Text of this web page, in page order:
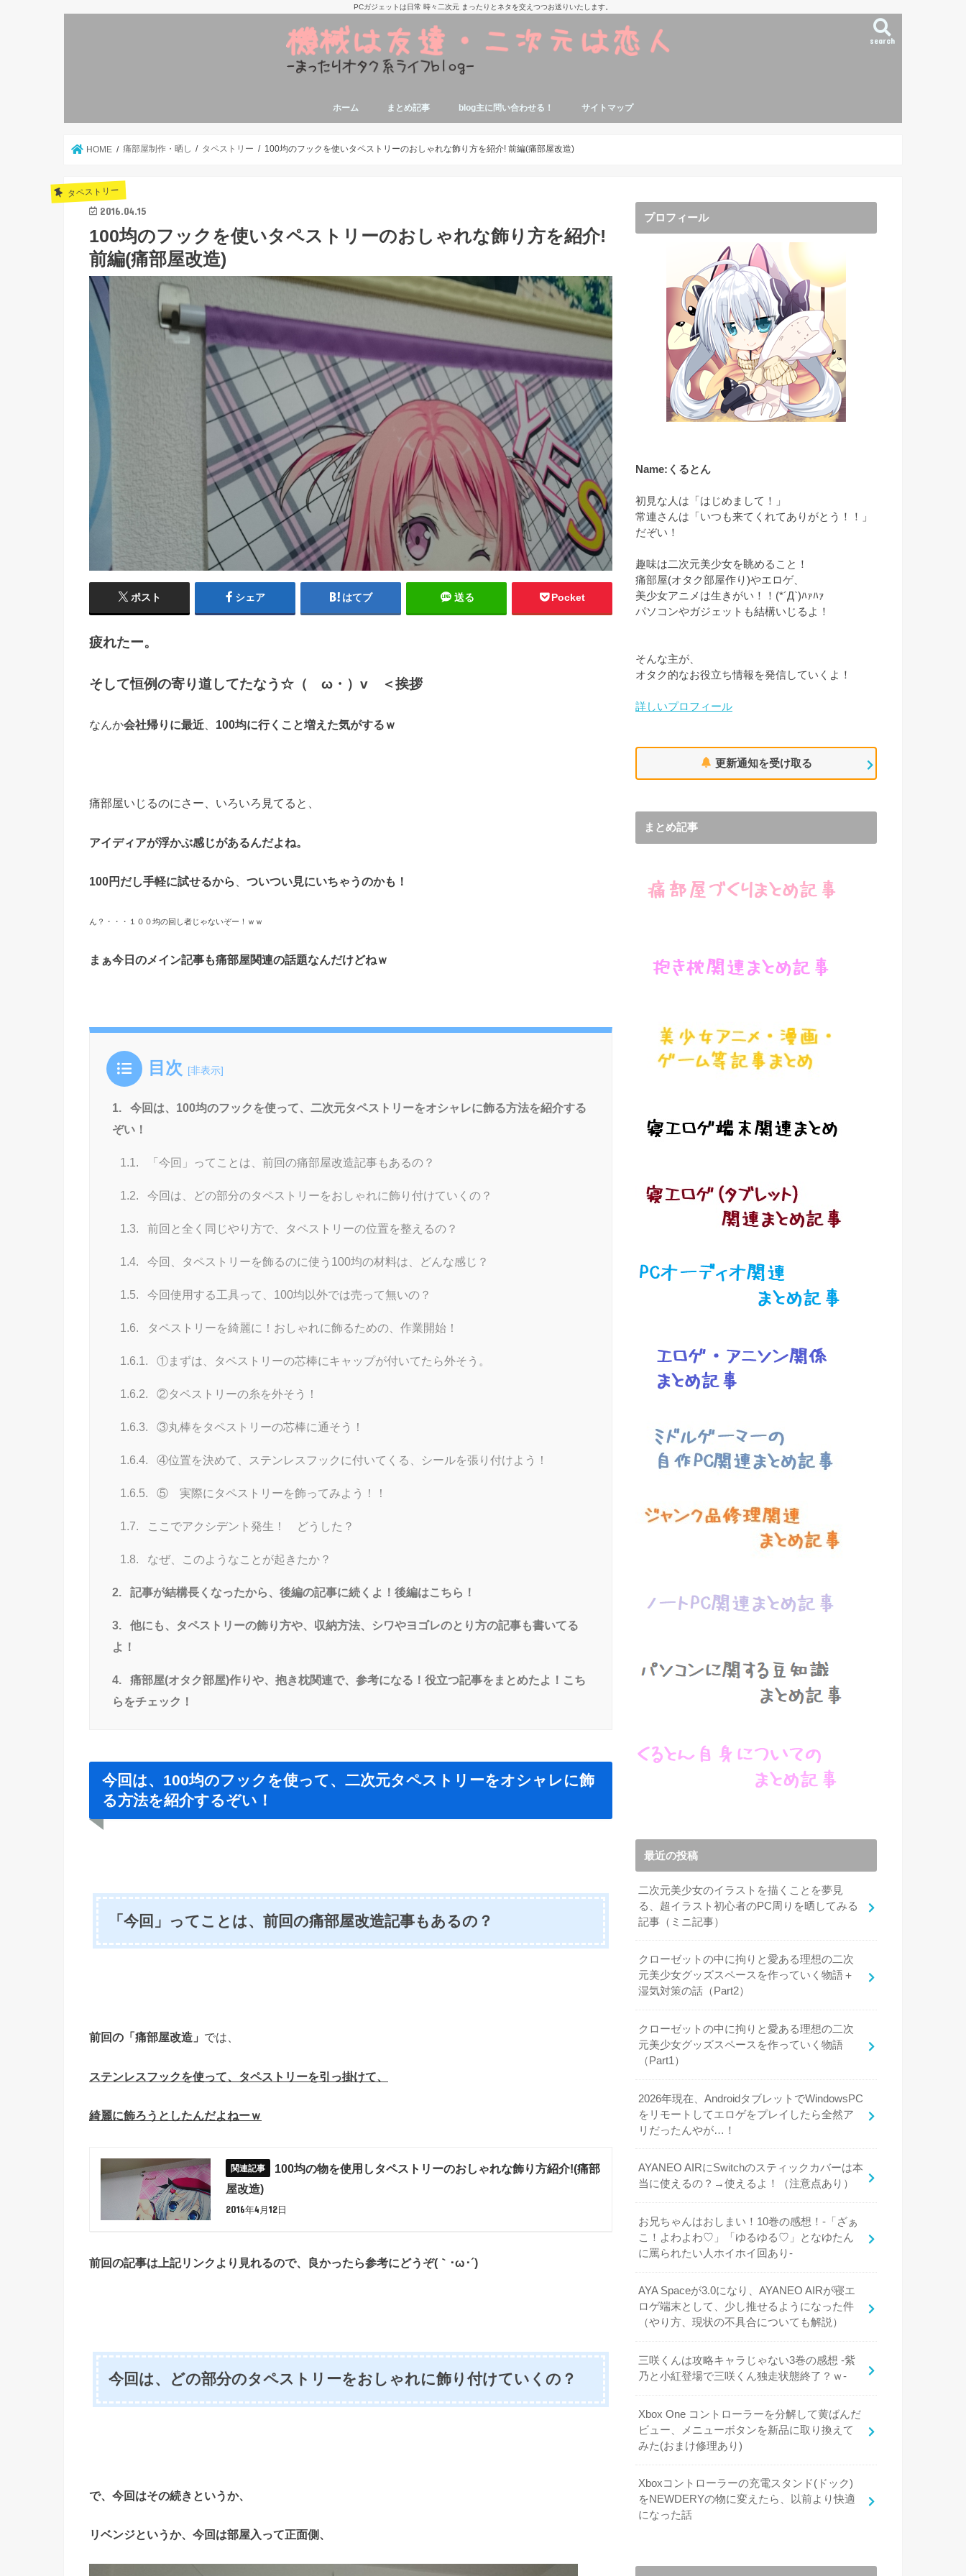
PCガジェットは日常 時々二次元 まったりとネタを交えつつお送りいたします。
search
ホーム まとめ記事
事
blog主に問い合わせる！ サイトマップ
HOME 痛部屋制作・晒し タペストリー 100均のフックを使いタペストリーのおしゃれな飾り方を紹介! 前編(痛部屋改造)
タペストリー
2016.04.15
100均のフックを使いタペストリーのおしゃれな飾り方を紹介!
前編(痛部屋改造)
ポスト シェア はてブ 送る Pocket
疲れたー。
そして恒例の寄り道してたなう☆（ゝω・）v ＜挨拶
なんか会社帰りに最近 100均に行くこと増えた気がするｗ
痛部屋いじるのにさー、いろいろ見てると、
アイディアが浮かぶ感じがあるんだよね。
100円だし手軽に試せるから ついつい見にいちゃうのかも！
ん？・・・１００均の回し者じゃないぞー！ｗｗ
まぁ今日のメイン記事も痛部屋関連の話題なんだけどねｗ
目次 [非表示]
1.
今回は、100均のフックを使って、二次元タペストリーをオシャレに飾る方法を紹介する
ぞい！
1.1. 「今回」ってことは、前回の痛部屋改造記事もあるの？
1.2. 今回は、どの部分のタペストリーをおしゃれに飾り付けていくの？
1.3. 前回と全く同じやり方で、タペストリーの位置を整えるの？
1.4. 今回、タペストリーを飾るのに使う100均の材料は、どんな感じ？
1.5. 今回使用する工具って、100均以外では売って無いの？
1.6. タペストリーを綺麗に！おしゃれに飾るための、作業開始！
1.6.1. ①まずは、タペストリーの芯棒にキャップが付いてたら外そう。
1.6.2. ②タペストリーの糸を外そう！
1.6.3. ③丸棒をタペストリーの芯棒に通そう！
1.6.4. ④位置を決めて、ステンレスフックに付いてくる、シールを張り付けよう！
1.6.5. ⑤ 実際にタペストリーを飾ってみよう！！
1.7. ここでアクシデント発生！ どうした？
1.8. なぜ、このようなことが起きたか？
2. 記事が結構長くなったから、後編の記事に続くよ！後編はこちら！
3.
他にも、タペストリーの飾り方や、収納方法、シワやヨゴレのとり方の記事も書いてる
よ！
4.
痛部屋(オタク部屋)作りや、抱き枕関連で、参考になる！役立つ記事をまとめたよ！こち
らをチェック！
今回は、100均のフックを使って、二次元タペストリーをオシャレに飾
る方法を紹介するぞい！
「今回」ってことは、前回の痛部屋改造記事もあるの？
前回の「痛部屋改造」 では、
ステンレスフックを使って、タペストリーを引っ掛けて、
綺麗に飾ろうとしたんだよねーｗ
100均の物を使用しタペストリーのおしゃれな飾り方紹介!(痛部
屋改造)
2016年4月12日
前回の記事は上記リンクより見れるので、良かったら参考にどうぞ(｀･ω･´)ゞ
今回は、どの部分のタペストリーをおしゃれに飾り付けていくの？
で、今回はその続きというか、
リベンジというか、今回は部屋入って正面側、
プロフィール
Name:くるとん
初見な人は「はじめまして！」
常連さんは「いつも来てくれてありがとう！！」
だぞい！
趣味は二次元美少女を眺めること！
痛部屋(オタク部屋作り)やエロゲ、
美少女アニメは生きがい！！(*´Д`)ﾊｧﾊｧ
パソコンやガジェットも結構いじるよ！
そんな主が、
オタク的なお役立ち情報を発信していくよ！
詳しいプロフィール
更新通知を受け取る
まとめ記事
最近の投稿
二次元美少女のイラストを描くことを夢見
る、超イラスト初心者のPC周りを晒してみる
記事（ミニ記事）
クローゼットの中に拘りと愛ある理想の二次
元美少女グッズスペースを作っていく物語＋
湿気対策の話（Part2）
クローゼットの中に拘りと愛ある理想の二次
元美少女グッズスペースを作っていく物語
（Part1）
2026年現在、AndroidタブレットでWindowsPC
をリモートしてエロゲをプレイしたら全然ア
リだったんやが…！
AYANEO AIRにSwitchのスティックカバーは本
当に使えるの？→使えるよ！（注意点あり）
お兄ちゃんはおしまい！10巻の感想！-「ざぁ
こ！よわよわ♡」「ゆるゆる♡」となゆたん
に罵られたい人ホイホイ回あり-
AYA Spaceが3.0になり、AYANEO AIRが寝エ
ロゲ端末として、少し推せるようになった件
（やり方、現状の不具合についても解説）
三咲くんは攻略キャラじゃない3巻の感想 -紫
乃と小紅登場で三咲くん独走状態終了？ｗ-
Xbox One コントローラーを分解して黄ばんだ
ビュー、メニューボタンを新品に取り換えて
みた(おまけ修理あり)
Xboxコントローラーの充電スタンド(ドック)
をNEWDERYの物に変えたら、以前より快適
になった話